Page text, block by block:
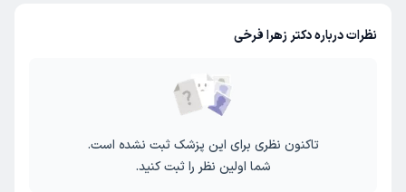
نظرات درباره دکتر زهرا فرخی
تاکنون نظری برای این پزشک ثبت نشده است.
شما اولین نظر را ثبت کنید.